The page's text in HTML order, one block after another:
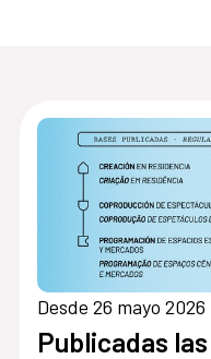
Desde 26 mayo
Publicadas